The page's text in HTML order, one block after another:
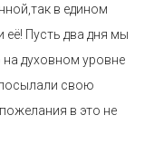
в едином
её! Пусть два дня мы
духовном уровне
свою
в это не